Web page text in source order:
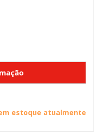
estoque atualmente
las visitas y fuentes de
páginas son las más o